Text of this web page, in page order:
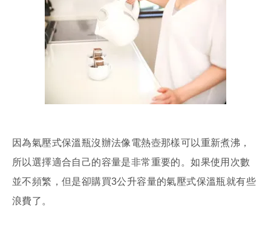
因為氣壓式保溫瓶沒辦法像電熱壺那樣可以重新煮沸，
所以選擇適合自己的容量是非常重要的。如果使用次數
並不頻繁，但是卻購買3公升容量的氣壓式保溫瓶就有些
浪費了。